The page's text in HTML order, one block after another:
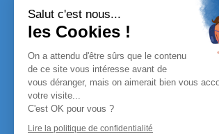
Facebook
s'ouvre
dans
une
nouvelle
fenêtre
YouTube
s'ouvre
dans
une
fenêtre
LinkedIn
s'ouvre
dans
une
fenêtre
s'ouvre
dans
une
Nos partenaires
Salut c'est nous...
les Cookies !
On a attendu d'être sûrs que le contenu
de ce site vous intéresse avant de
vous déranger, mais on aimerait bien vous
votre visite...
C'est OK pour vous ?
Lire la politique de confidentialité